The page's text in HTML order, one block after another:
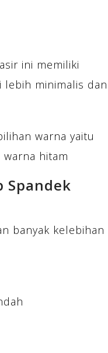
ini memiliki
lebih minimalis dan
warna yaitu
hitam
Spandek
banyak kelebihan